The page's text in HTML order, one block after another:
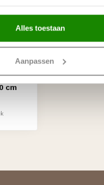
Alles toestaan
Aanpassen
cm